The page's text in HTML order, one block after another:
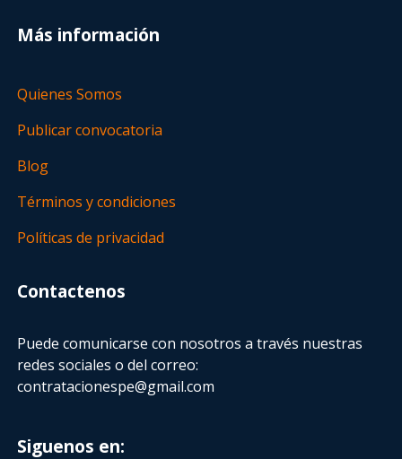
Más información
Quienes Somos
Publicar convocatoria
Blog
Términos y condiciones
Políticas de privacidad
Contactenos
Puede comunicarse con nosotros a través nuestras
redes sociales o del correo:
contratacionespe@gmail.com
Siguenos en: